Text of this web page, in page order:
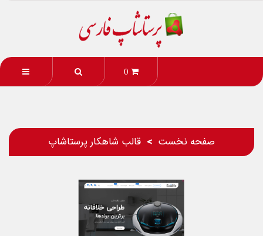
0
صفحه نخست قالب شاهکار پرستاشاپ